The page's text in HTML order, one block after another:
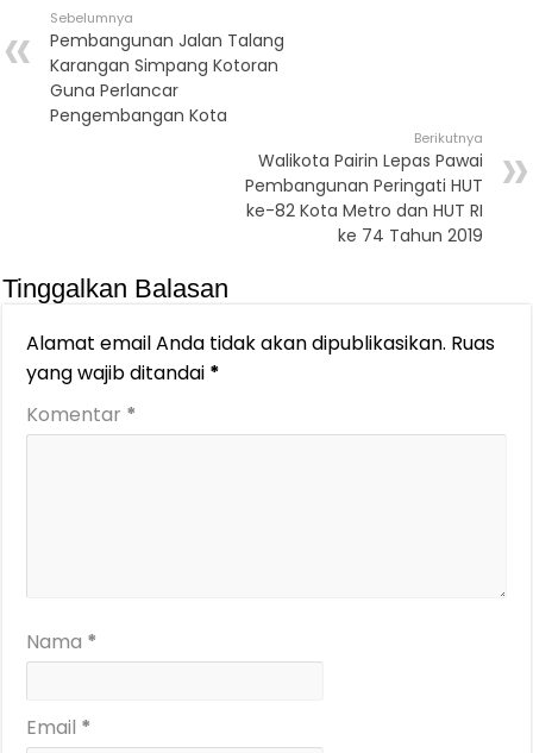
Sebelumnya
Pembangunan Jalan Talang
Karangan Simpang Kotoran
Guna Perlancar
Pengembangan Kota
Berikutnya
Walikota Pairin Lepas Pawai
Pembangunan Peringati HUT
ke-82 Kota Metro dan HUT RI
ke 74 Tahun 2019
Tinggalkan Balasan
Alamat email Anda tidak akan dipublikasikan. Ruas
yang wajib ditandai *
Komentar *
Nama *
Email *